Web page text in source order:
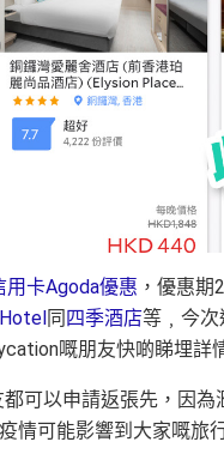
用卡Agoda優惠 ，優惠
同四季酒店等﹐今次
嘅朋友快啲睇埋詳
都可以申請返張先，因
情可能影響到大家嘅